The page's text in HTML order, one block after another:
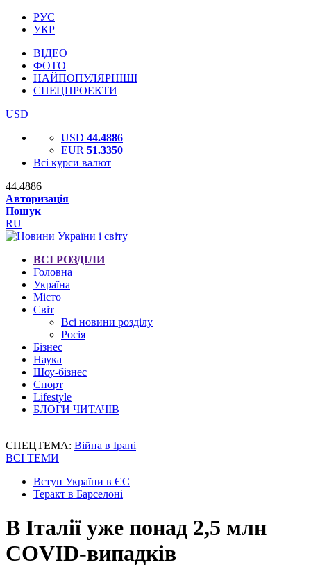
РУС
УКР
ВІДЕО
ФОТО
НАЙПОПУЛЯРНІШІ
СПЕЦПРОЕКТИ
USD
USD 44.4886
EUR 51.3350
Всі курси валют
44.4886
Авторизація
Пошук
RU
ВСІ РОЗДІЛИ
Головна
Україна
Місто
Світ
Всі новини розділу
Росія
Бізнес
Наука
Шоу-бізнес
Спорт
Lifestyle
БЛОГИ ЧИТАЧІВ
СПЕЦТЕМА: Війна в Ірані
ВСІ ТЕМИ
Вступ України в ЄС
Теракт в Барселоні
В Італії уже понад 2,5 млн
COVID-випадків